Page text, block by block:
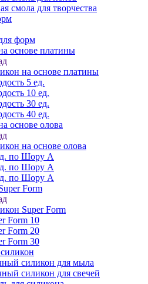
смола для творчества
форм
основе платины
на основе платины
5 ед.
10 ед.
30 ед.
40 ед.
основе олова
на основе олова
по Шору А
по Шору А
по Шору А
Form
Super Form
Form 10
Form 20
Form 30
силикон для мыла
силикон для свечей